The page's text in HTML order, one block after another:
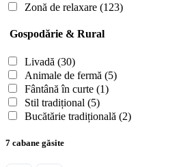
Zonă de relaxare (123)
Gospodărie & Rural
Livadă (30)
Animale de fermă (5)
Fântână în curte (1)
Stil tradițional (5)
Bucătărie tradițională (2)
7 cabane găsite